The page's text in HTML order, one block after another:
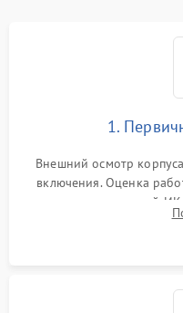
1.
Внешний осмотр
включения. Оценка
проверка встроенной
прицельной сетки.